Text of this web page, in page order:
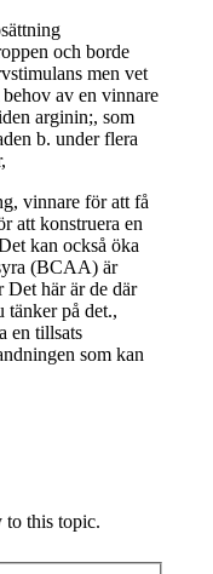
och borde
men vet
av en vinnare
arginin;, som
b. under flera
vinnare för att få
att konstruera en
kan också öka
(BCAA) är
Det här är de där
tänker på det.,
en tillsats
som kan
to this topic.